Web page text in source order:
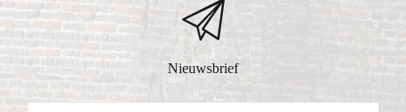
Nieuwsbrief